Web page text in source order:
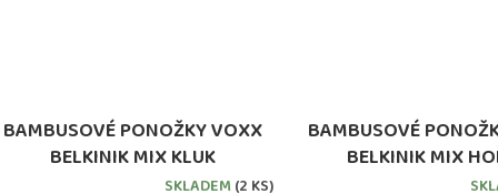
BAMBUSOVÉ PONOŽKY VOXX
BELKINIK MIX KLUK
SKLADEM (2 KS)
BAMBUSOVÉ
BELKINIK MIX